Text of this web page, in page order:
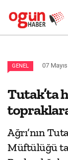
GENEL 07
Tutak’ta
Ağrı’nın
Müftülüğü